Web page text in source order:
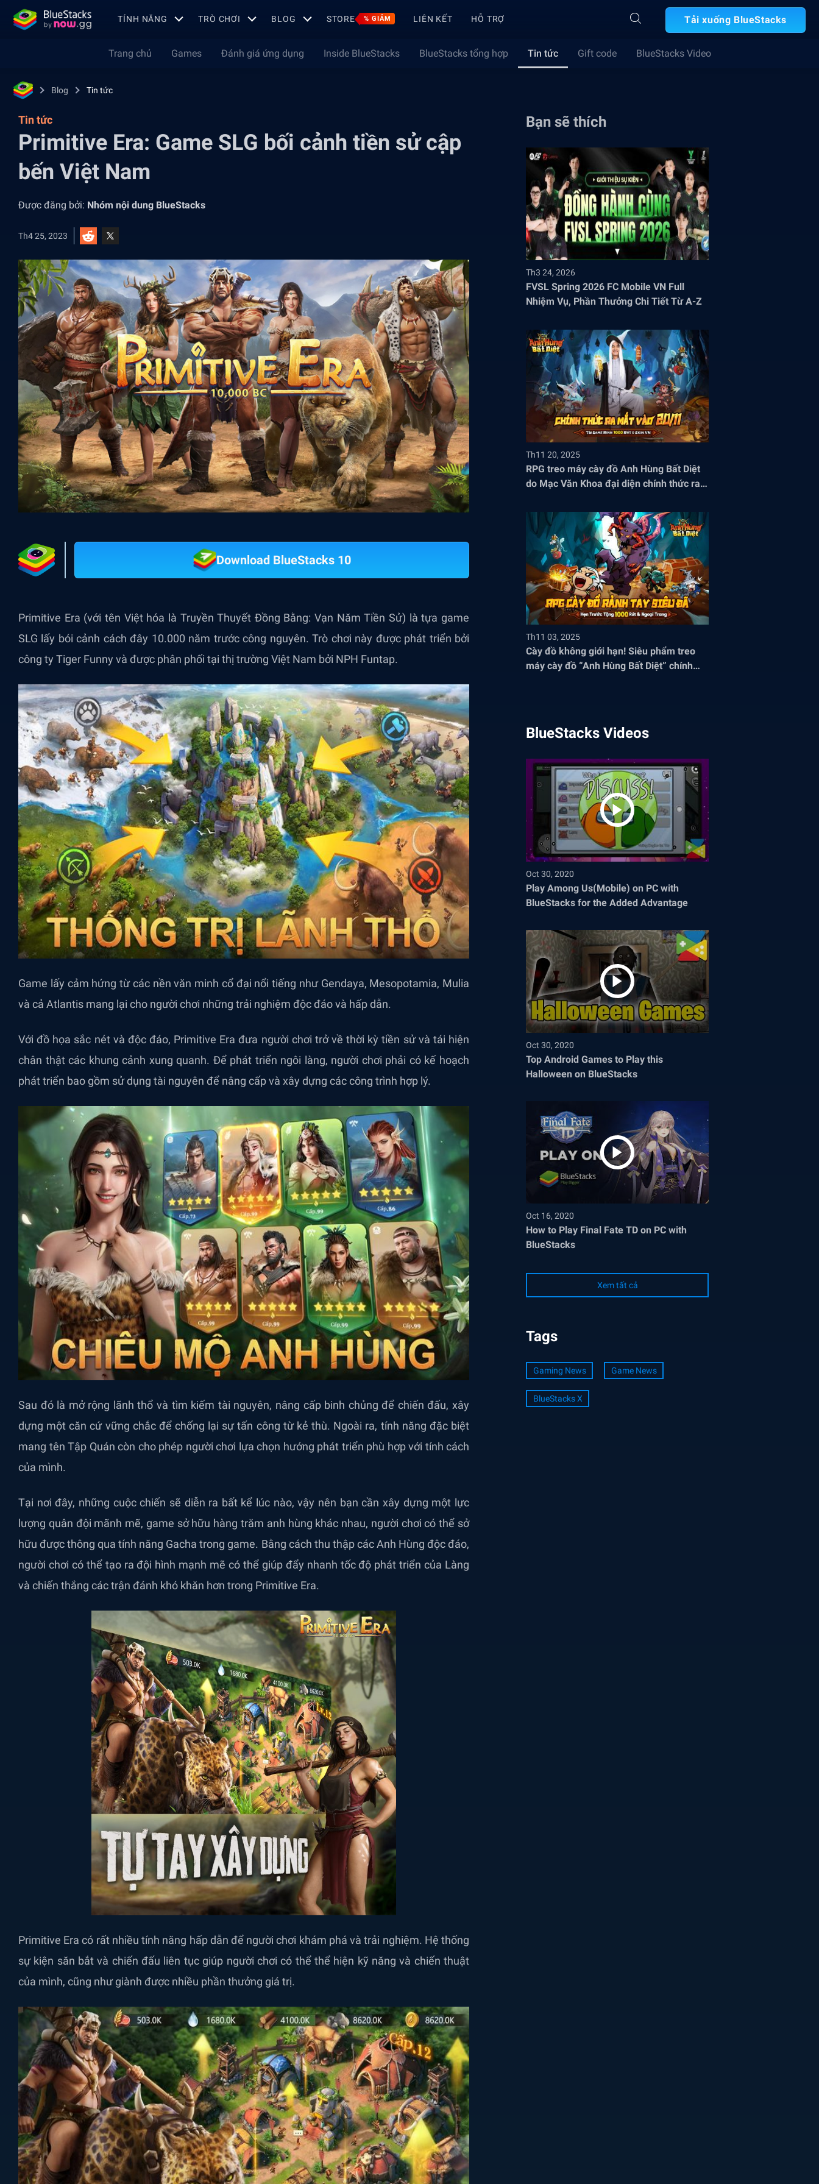
TÍNH NĂNG TRÒ CHƠI BLOG STORE % GIẢM LIÊN KẾT HỖ TRỢ Tải xuống BlueStacks
Trang chủ Games Đánh giá ứng dụng Inside BlueStacks BlueStacks tổng hợp Tin tức Gift code BlueStacks Video
Blog Tin tức
Tin tức
Primitive Era: Game SLG bối cảnh tiền sử cập
bến Việt Nam
Được đăng bởi: Nhóm nội dung BlueStacks
Th4 25, 2023
Download BlueStacks 10
Primitive Era (với tên Việt hóa là Truyền Thuyết Đồng Bằng: Vạn Năm Tiền Sử) là tựa game
SLG lấy bói cảnh cách đây 10.000 năm trước công nguyên. Trò chơi này được phát triển bởi
công ty Tiger Funny và được phân phối tại thị trường Việt Nam bởi NPH Funtap.
Game lấy cảm hứng từ các nền văn minh cổ đại nổi tiếng như Gendaya, Mesopotamia, Mulia
và cả Atlantis mang lại cho người chơi những trải nghiệm độc đáo và hấp dẫn.
Với đồ họa sắc nét và độc đáo, Primitive Era đưa người chơi trở về thời kỳ tiền sử và tái hiện
chân thật các khung cảnh xung quanh. Để phát triển ngôi làng, người chơi phải có kế hoạch
phát triển bao gồm sử dụng tài nguyên để nâng cấp và xây dựng các công trình hợp lý.
Sau đó là mở rộng lãnh thổ và tìm kiếm tài nguyên, nâng cấp binh chủng để chiến đấu, xây
dựng một căn cứ vững chắc để chống lại sự tấn công từ kẻ thù. Ngoài ra, tính năng đặc biệt
mang tên Tập Quán còn cho phép người chơi lựa chọn hướng phát triển phù hợp với tính cách
của mình.
Tại nơi đây, những cuộc chiến sẽ diễn ra bất kể lúc nào, vậy nên bạn cần xây dựng một lực
lượng quân đội mãnh mẽ, game sở hữu hàng trăm anh hùng khác nhau, người chơi có thể sở
hữu được thông qua tính năng Gacha trong game. Bằng cách thu thập các Anh Hùng độc đáo,
người chơi có thể tạo ra đội hình mạnh mẽ có thể giúp đẩy nhanh tốc độ phát triển của Làng
và chiến thắng các trận đánh khó khăn hơn trong Primitive Era.
Primitive Era có rất nhiều tính năng hấp dẫn để người chơi khám phá và trải nghiệm. Hệ thống
sự kiện săn bắt và chiến đấu liên tục giúp người chơi có thể thể hiện kỹ năng và chiến thuật
của mình, cũng như giành được nhiều phần thưởng giá trị.
Bạn sẽ thích
Th3 24, 2026
FVSL Spring 2026 FC Mobile VN Full
Nhiệm Vụ, Phần Thưởng Chi Tiết Từ A-Z
Th11 20, 2025
RPG treo máy cày đồ Anh Hùng Bất Diệt
do Mạc Văn Khoa đại diện chính thức ra
Th11 03, 2025
Cày đồ không giới hạn! Siêu phẩm treo
máy cày đồ “Anh Hùng Bất Diệt” chính
BlueStacks Videos
Oct 30, 2020
Play Among Us(Mobile) on PC with
BlueStacks for the Added Advantage
Oct 30, 2020
Top Android Games to Play this
Halloween on BlueStacks
Oct 16, 2020
How to Play Final Fate TD on PC with
BlueStacks
Xem tất cả
Tags
Gaming News Game News
BlueStacks X